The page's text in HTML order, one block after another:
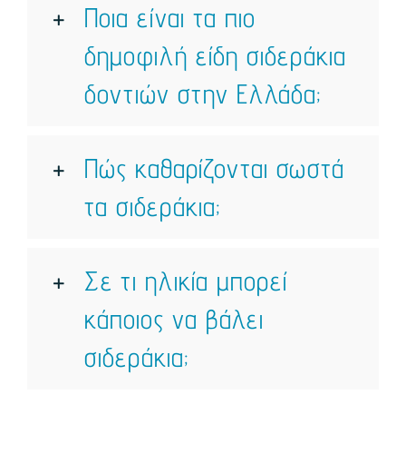
Ποια είναι τα πιο
δημοφιλή είδη σιδεράκια
δοντιών στην Ελλάδα;
Πώς καθαρίζονται σωστά
τα σιδεράκια;
Σε τι ηλικία μπορεί
κάποιος να βάλει
σιδεράκια;